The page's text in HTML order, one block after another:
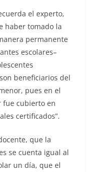
el experto,
haber tomado la
permanente
escolares–
beneficiarios del
pues en el
fue cubierto en
certificados”.
que la
se cuenta igual al
un día, que el